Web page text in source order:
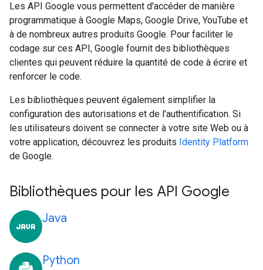
Les API Google vous permettent d'accéder de manière
programmatique à Google Maps, Google Drive, YouTube et
à de nombreux autres produits Google. Pour faciliter le
codage sur ces API, Google fournit des bibliothèques
clientes qui peuvent réduire la quantité de code à écrire et
renforcer le code.
Les bibliothèques peuvent également simplifier la
configuration des autorisations et de l'authentification. Si
les utilisateurs doivent se connecter à votre site Web ou à
votre application, découvrez les produits Identity Platform
de Google.
Bibliothèques pour les API Google
Java
Python